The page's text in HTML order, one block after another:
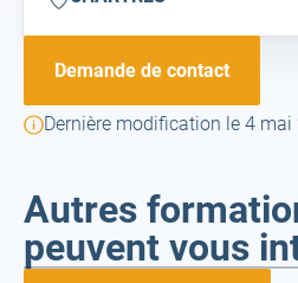
Demande de contact
Dernière modification le 4
Autres
peuvent vous